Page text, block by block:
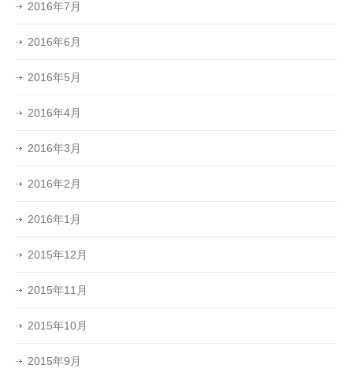
2016年7月
2016年6月
2016年5月
2016年4月
2016年3月
2016年2月
2016年1月
2015年12月
2015年11月
2015年10月
2015年9月